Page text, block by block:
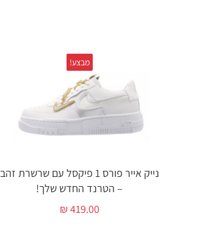
מבצע!
נייק אייר פורס 1 פיקסל עם שרשרת זהב
– הטרנד החדש שלך!
₪419.00